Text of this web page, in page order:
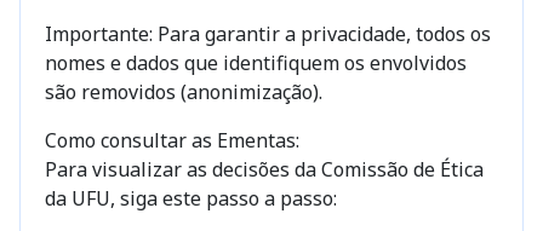
Importante: Para garantir a privacidade, todos os
nomes e dados que identifiquem os envolvidos
são removidos (anonimização).
Como consultar as Ementas:
Para visualizar as decisões da Comissão de Ética
da UFU, siga este passo a passo: